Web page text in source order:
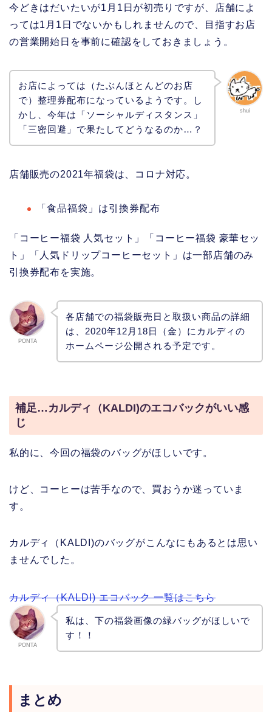
今どきはだいたいが1月1日が初売りですが、店舗によ
っては1月1日でないかもしれませんので、目指すお店
の営業開始日を事前に確認をしておきましょう。
shui
お店によっては（たぶんほとんどのお店
で）整理券配布になっているようです。し
かし、今年は「ソーシャルディスタンス」
「三密回避」で果たしてどうなるのか…？
店舗販売の2021年福袋は、コロナ対応。
「食品福袋」は引換券配布
「コーヒー福袋 人気セット」「コーヒー福袋 豪華セッ
ト」「人気ドリップコーヒーセット」は一部店舗のみ
引換券配布を実施。
PONTA
各店舗での福袋販売日と取扱い商品の詳細
は、2020年12月18日（金）にカルディの
ホームページ公開される予定です。
補足…カルディ（KALDI)のエコバックがいい感
じ
私的に、今回の福袋のバッグがほしいです。
けど、コーヒーは苦手なので、買おうか迷っていま
す。
カルディ（KALDI)のバッグがこんなにもあるとは思い
ませんでした。
カルディ（KALDI) エコバック 一覧はこちら
PONTA
私は、下の福袋画像の緑バッグがほしいで
す！！
まとめ